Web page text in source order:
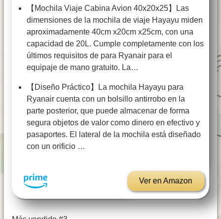
【Mochila Viaje Cabina Avion 40x20x25】Las
dimensiones de la mochila de viaje Hayayu miden
aproximadamente 40cm x20cm x25cm, con una
capacidad de 20L. Cumple completamente con los
últimos requisitos de para Ryanair para el
equipaje de mano gratuito. La…
【Diseño Práctico】La mochila Hayayu para
Ryanair cuenta con un bolsillo antirrobo en la
parte posterior, que puede almacenar de forma
segura objetos de valor como dinero en efectivo y
pasaportes. El lateral de la mochila está diseñado
con un orificio …
Ver en Amazon